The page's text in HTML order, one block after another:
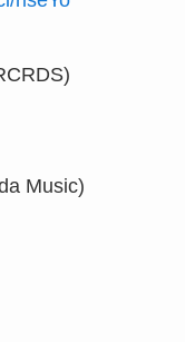
Music)